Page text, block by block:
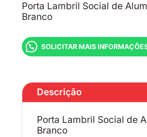
Porta Lambril Social de
Branco
SOLICITAR MAIS
Descrição
Porta Lambril Social de
Branco